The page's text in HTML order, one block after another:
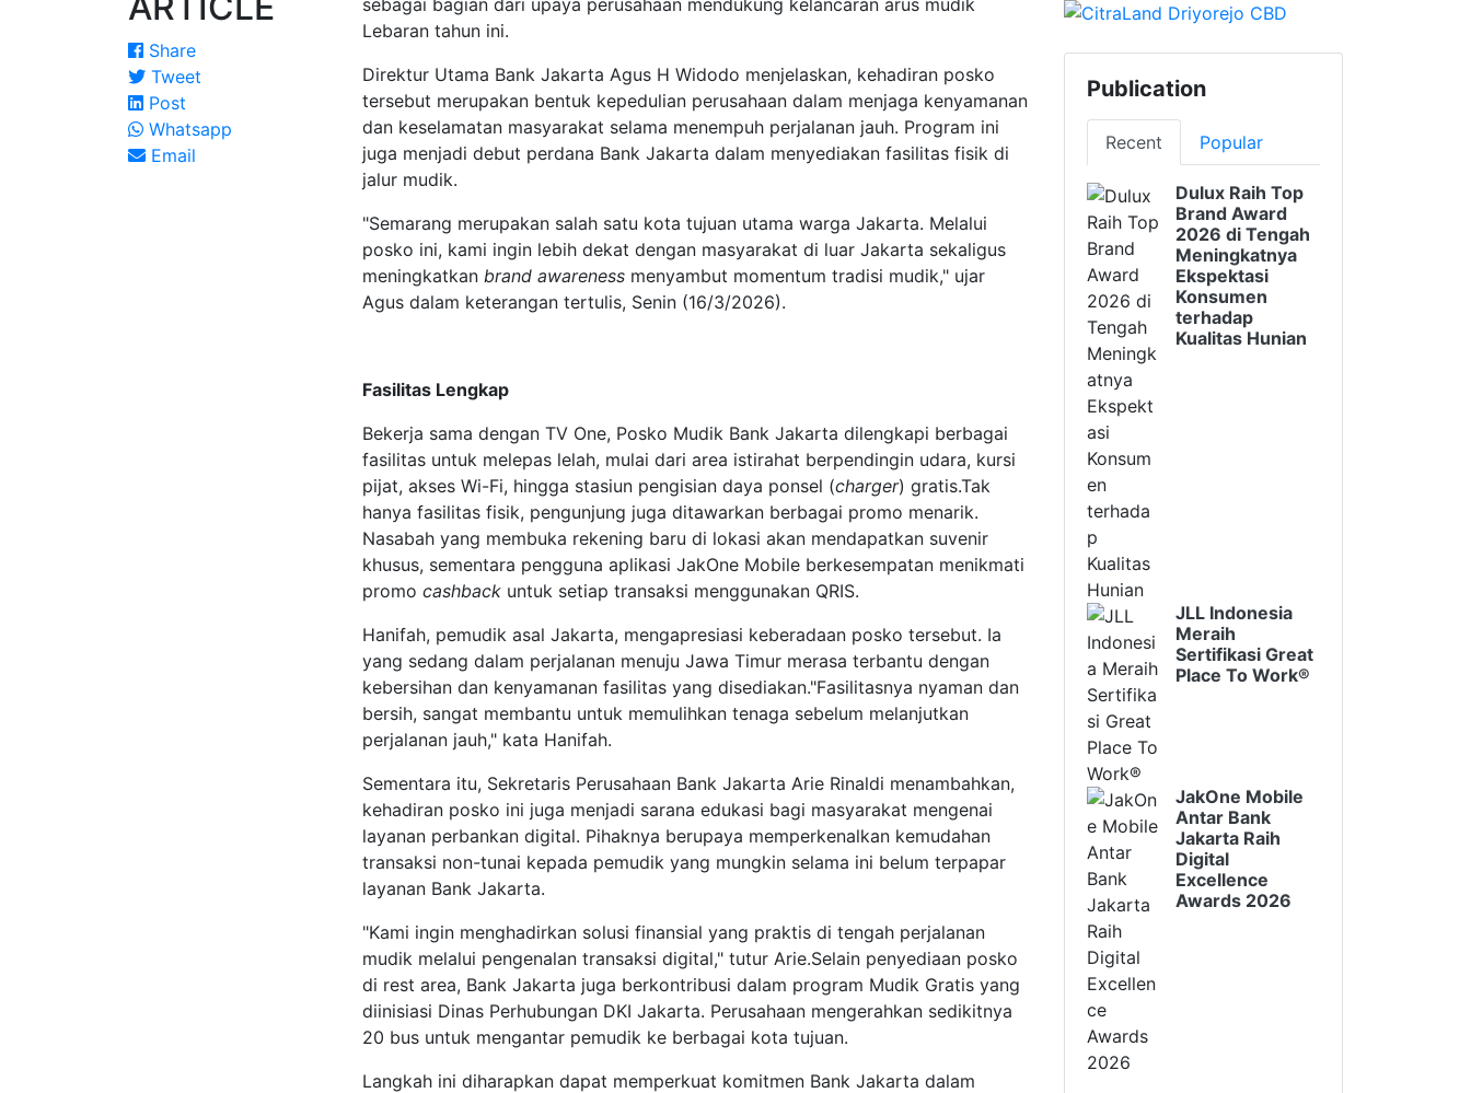
Share
Tweet
Post
Whatsapp
Email
Lebaran tahun ini.
Direktur Utama Bank Jakarta Agus H Widodo menjelaskan, kehadiran posko
tersebut merupakan bentuk kepedulian perusahaan dalam menjaga kenyamanan
dan keselamatan masyarakat selama menempuh perjalanan jauh. Program ini
juga menjadi debut perdana Bank Jakarta dalam menyediakan fasilitas fisik di
jalur mudik.
"Semarang merupakan salah satu kota tujuan utama warga Jakarta. Melalui
posko ini, kami ingin lebih dekat dengan masyarakat di luar Jakarta sekaligus
meningkatkan brand awarenessmenyambut momentum tradisi mudik," ujar
Agus dalam keterangan tertulis, Senin (16/3/2026).
Fasilitas Lengkap
Bekerja sama dengan TV One, Posko Mudik Bank Jakarta dilengkapi berbagai
fasilitas untuk melepas lelah, mulai dari area istirahat berpendingin udara, kursi
pijat, akses Wi-Fi, hingga stasiun pengisian daya ponsel (charger) gratis.Tak
hanya fasilitas fisik, pengunjung juga ditawarkan berbagai promo menarik.
Nasabah yang membuka rekening baru di lokasi akan mendapatkan suvenir
khusus, sementara pengguna aplikasi JakOne Mobile berkesempatan menikmati
promo cashbackuntuk setiap transaksi menggunakan QRIS.
Hanifah, pemudik asal Jakarta, mengapresiasi keberadaan posko tersebut. Ia
yang sedang dalam perjalanan menuju Jawa Timur merasa terbantu dengan
kebersihan dan kenyamanan fasilitas yang disediakan."Fasilitasnya nyaman dan
bersih, sangat membantu untuk memulihkan tenaga sebelum melanjutkan
perjalanan jauh," kata Hanifah.
Sementara itu, Sekretaris Perusahaan Bank Jakarta Arie Rinaldi menambahkan,
kehadiran posko ini juga menjadi sarana edukasi bagi masyarakat mengenai
layanan perbankan digital. Pihaknya berupaya memperkenalkan kemudahan
transaksi non-tunai kepada pemudik yang mungkin selama ini belum terpapar
layanan Bank Jakarta.
"Kami ingin menghadirkan solusi finansial yang praktis di tengah perjalanan
mudik melalui pengenalan transaksi digital," tutur Arie.Selain penyediaan posko
di rest area, Bank Jakarta juga berkontribusi dalam program Mudik Gratis yang
diinisiasi Dinas Perhubungan DKI Jakarta. Perusahaan mengerahkan sedikitnya
20 bus untuk mengantar pemudik ke berbagai kota tujuan.
Langkah ini diharapkan dapat memperkuat komitmen Bank Jakarta dalam
Publication
Recent Popular
Dulux Raih Top
Brand Award
2026 di Tengah
Meningkatnya
Ekspektasi
Konsumen
terhadap
Kualitas Hunian
JLL Indonesia
Meraih
Sertifikasi Great
Place To Work®
JakOne Mobile
Antar Bank
Jakarta Raih
Digital
Excellence
Awards 2026